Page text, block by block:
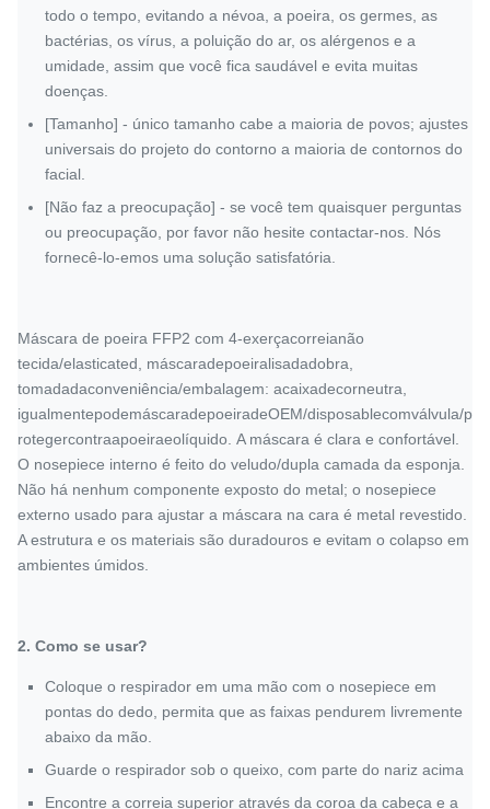
todo o tempo, evitando a névoa, a poeira, os germes, as
bactérias, os vírus, a poluição do ar, os alérgenos e a
umidade, assim que você fica saudável e evita muitas
doenças.
[Tamanho] - único tamanho cabe a maioria de povos; ajustes
universais do projeto do contorno a maioria de contornos do
facial.
[Não faz a preocupação] - se você tem quaisquer perguntas
ou preocupação, por favor não hesite contactar-nos. Nós
fornecê-lo-emos uma solução satisfatória.
Máscara de poeira FFP2 com 4-exerçacorreianão
tecida/elasticated, máscaradepoeiralisadadobra,
tomadadaconveniência/embalagem: acaixadecorneutra,
igualmentepodemáscaradepoeiradeOEM/disposablecomválvula/p
rotegercontraapoeiraeolíquido. A máscara é clara e confortável.
O nosepiece interno é feito do veludo/dupla camada da esponja.
Não há nenhum componente exposto do metal; o nosepiece
externo usado para ajustar a máscara na cara é metal revestido.
A estrutura e os materiais são duradouros e evitam o colapso em
ambientes úmidos.
2. Como se usar?
Coloque o respirador em uma mão com o nosepiece em
pontas do dedo, permita que as faixas pendurem livremente
abaixo da mão.
Guarde o respirador sob o queixo, com parte do nariz acima
Encontre a correia superior através da coroa da cabeça e a